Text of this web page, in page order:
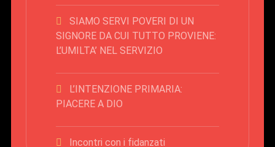
SIAMO SERVI POVERI DI UN
SIGNORE DA CUI TUTTO PROVIENE:
L’UMILTA’ NEL SERVIZIO
L’INTENZIONE PRIMARIA:
PIACERE A DIO
Incontri con i fidanzati